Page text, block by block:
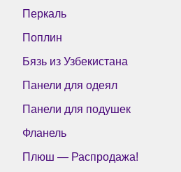
Перкаль
Поплин
Бязь из Узбекистана
Панели для одеял
Панели для подушек
Фланель
Плюш — Распродажа!